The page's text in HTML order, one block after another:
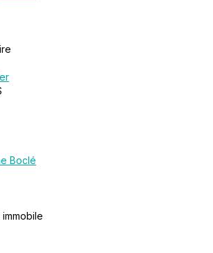
Boclé
immobile